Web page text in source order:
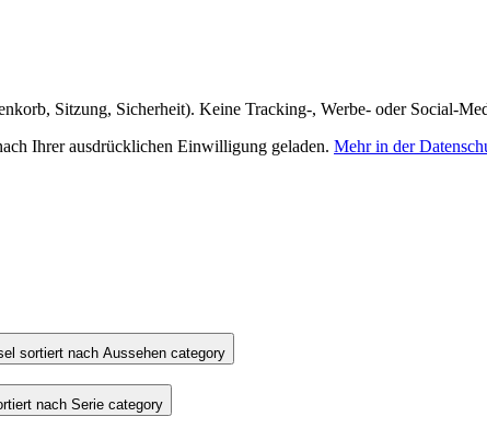
Sitzung, Sicherheit). Keine Tracking-, Werbe- oder Social-
Ihrer ausdrücklichen Einwilligung geladen. Mehr in der
sortiert nach Aussehen category
nach Serie category